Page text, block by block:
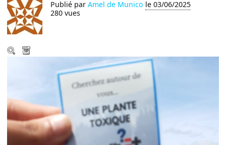
Publié parAmel de Munico le 03/06/2025
280 vues